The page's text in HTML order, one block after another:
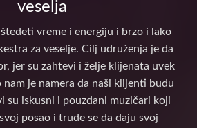
veselja
vreme i energiju i brzo i lako
za veselje. Cilj udruženja je da
jer su zahtevi i želje klijenata uvek
nam je namera da naši klijenti budu
su iskusni i pouzdani muzičari koji
posao i trude se da daju svoj